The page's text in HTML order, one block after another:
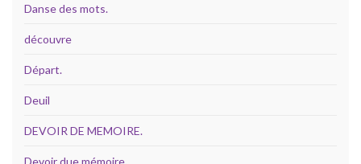
Danse des mots.
découvre
Départ.
Deuil
DEVOIR DE MEMOIRE.